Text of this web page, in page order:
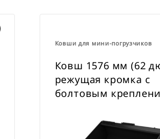
Ковши для мини-погрузчиков
Ковш 1576 мм (62
режущая кромка с
болтовым